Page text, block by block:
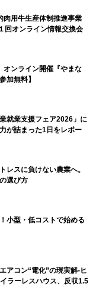
用牛生産体制推進事業
回オンライン情報交換会
オンライン開催『やまな
加無料】
就業支援フェア2026」に
が詰まった1日をレポー
レスに負けない農業へ。
選び方
小型・低コストで始める
アコン“電化”の現実解-ヒ
ラーレスハウス、反収1.5